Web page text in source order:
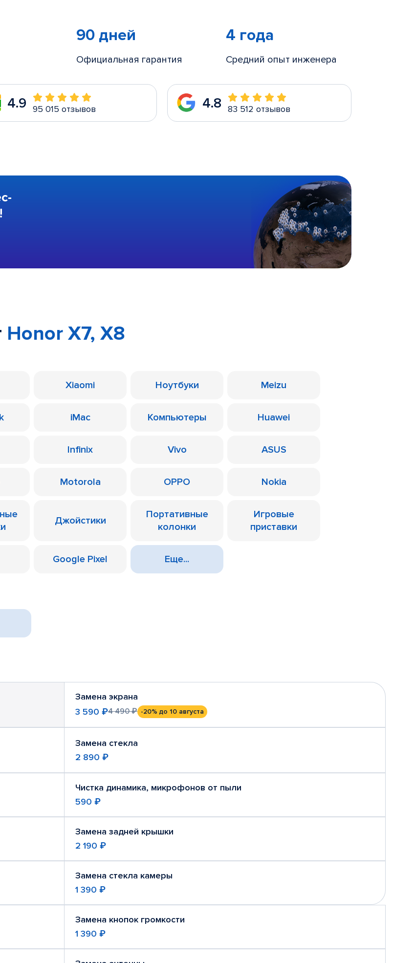
90 дней
Официальная гарантия
4 года
Средний опыт инженера
4.9 95 015 отзывов 4.8 83 512 отзывов
Honor X7, X8
Xiaomi Ноутбуки Meizu
iMac Компьютеры Huawei
Infinix Vivo ASUS
Motorola OPPO Nokia
Джойстики
Портативные
колонки
Игровые
приставки
Google Pixel Еще...
Замена экрана
3 590 ₽4 490 ₽ -20% до 10 августа
Замена стекла
2 890 ₽
Чистка динамика, микрофонов от пыли
590 ₽
Замена задней крышки
2 190 ₽
Замена стекла камеры
1 390 ₽
Замена кнопок громкости
1 390 ₽